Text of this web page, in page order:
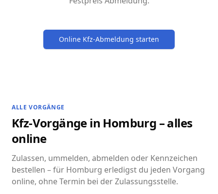
Online Kfz-Abmeldung starten
ALLE VORGÄNGE
Kfz-Vorgänge in Homburg – alles
online
Zulassen, ummelden, abmelden oder Kennzeichen
bestellen – für Homburg erledigst du jeden Vorgang
online, ohne Termin bei der Zulassungsstelle.